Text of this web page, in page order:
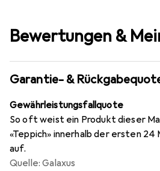
Bewertungen &
Garantie- &
Gewährleistungsfallquote
So oft weist ein Produkt dieser
«Teppich» innerhalb der ersten
auf.
Quelle: Galaxus